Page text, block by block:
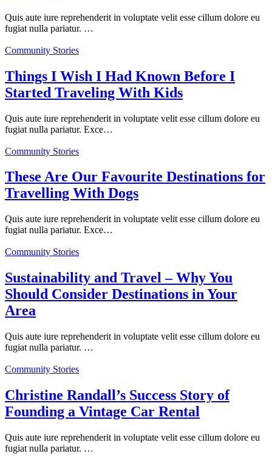
Quis aute iure reprehenderit in voluptate velit esse cillum dolore eu
fugiat nulla pariatur. …
Community Stories
Things I Wish I Had Known Before I
Started Traveling With Kids
Quis aute iure reprehenderit in voluptate velit esse cillum dolore eu
fugiat nulla pariatur. Exce…
Community Stories
These Are Our Favourite Destinations for
Travelling With Dogs
Quis aute iure reprehenderit in voluptate velit esse cillum dolore eu
fugiat nulla pariatur. Exce…
Community Stories
Sustainability and Travel – Why You
Should Consider Destinations in Your
Area
Quis aute iure reprehenderit in voluptate velit esse cillum dolore eu
fugiat nulla pariatur. …
Community Stories
Christine Randall’s Success Story of
Founding a Vintage Car Rental
Quis aute iure reprehenderit in voluptate velit esse cillum dolore eu
fugiat nulla pariatur. …